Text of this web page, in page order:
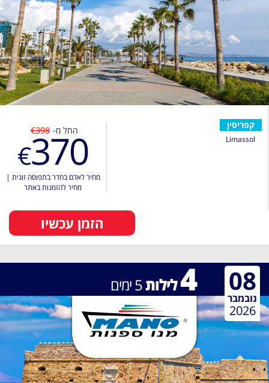
קפריסין
Limassol
החל מ- €398
€370
מחיר לאדם בחדר בתפוסה זוגית |
מחיר להזמנות באתר
הזמן עכשיו
4לילות5ימים 08
נובמבר
2026